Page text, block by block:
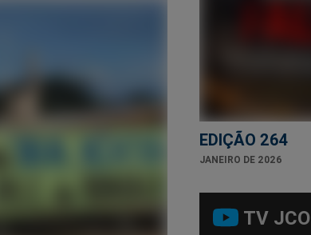
EDIÇÃO 264
JANEIRO DE 2026
TV JCO